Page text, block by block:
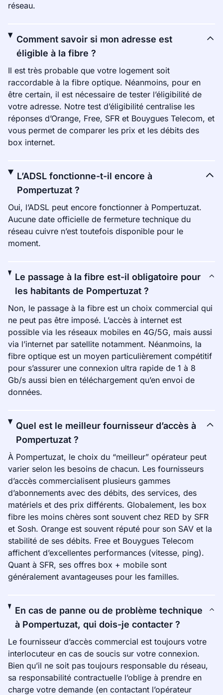
réseau.
Comment savoir si mon adresse est
éligible à la fibre ?
Il est très probable que votre logement soit
raccordable à la fibre optique. Néanmoins, pour en
être certain, il est nécessaire de tester l’éligibilité de
votre adresse. Notre test d’éligibilité centralise les
réponses d’Orange, Free, SFR et Bouygues Telecom, et
vous permet de comparer les prix et les débits des
box internet.
L’ADSL fonctionne-t-il encore à
Pompertuzat ?
Oui, l’ADSL peut encore fonctionner à Pompertuzat.
Aucune date officielle de fermeture technique du
réseau cuivre n’est toutefois disponible pour le
moment.
Le passage à la fibre est-il obligatoire pour
les habitants de Pompertuzat ?
Non, le passage à la fibre est un choix commercial qui
ne peut pas être imposé. L’accès à internet est
possible via les réseaux mobiles en 4G/5G, mais aussi
via l’internet par satellite notamment. Néanmoins, la
fibre optique est un moyen particulièrement compétitif
pour s’assurer une connexion ultra rapide de 1 à 8
Gb/s aussi bien en téléchargement qu’en envoi de
données.
Quel est le meilleur fournisseur d’accès à
Pompertuzat ?
À Pompertuzat, le choix du “meilleur” opérateur peut
varier selon les besoins de chacun. Les fournisseurs
d’accès commercialisent plusieurs gammes
d’abonnements avec des débits, des services, des
matériels et des prix différents. Globalement, les box
fibre les moins chères sont souvent chez RED by SFR
et Sosh. Orange est souvent réputé pour son SAV et la
stabilité de ses débits. Free et Bouygues Telecom
affichent d’excellentes performances (vitesse, ping).
Quant à SFR, ses offres box + mobile sont
généralement avantageuses pour les familles.
En cas de panne ou de problème technique
à Pompertuzat, qui dois-je contacter ?
Le fournisseur d’accès commercial est toujours votre
interlocuteur en cas de soucis sur votre connexion.
Bien qu’il ne soit pas toujours responsable du réseau,
sa responsabilité contractuelle l’oblige à prendre en
charge votre demande (en contactant l’opérateur